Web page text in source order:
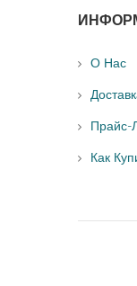
О Нас
Прайс-
Как